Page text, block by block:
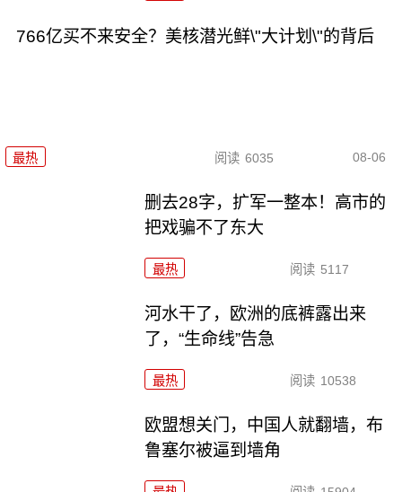
766亿买不来安全？美核潜光鲜\"大计划\"的背后
最热 阅读 6035 08-06
删去28字，扩军一整本！高市的
把戏骗不了东大
最热 阅读 5117
河水干了，欧洲的底裤露出来
了，“生命线”告急
最热 阅读 10538
欧盟想关门，中国人就翻墙，布
鲁塞尔被逼到墙角